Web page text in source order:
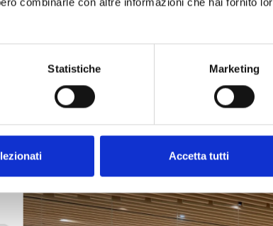
Statistiche Marketing
Accetta tutti